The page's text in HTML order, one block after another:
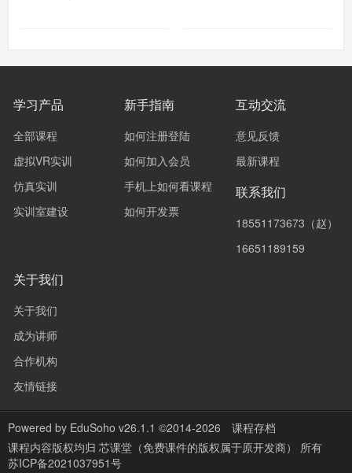
学习产品
全部课程
虚拟VR实训
仿真实训
实训室建设
新手指南
如何注册登陆
如何加入会员
手机上如何看课程
如何开发票
互动交流
意见反馈
最新课程
联系我们
18551173673（赵）
16651189159
关于我们
关于我们
成为讲师
合作机构
友情链接
Powered by EduSoho v26.1.1 ©2014-2026
课程存档
课程内容版权均归 芯课堂（免费课件的版权属于原开发商） 所有
苏ICP备2021037951号